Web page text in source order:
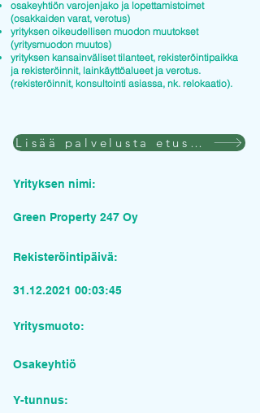
osakeyhtiön varojenjako ja lopettamistoimet
(osakkaiden varat, verotus)
yrityksen oikeudellisen muodon muutokset
(yritysmuodon muutos)
yrityksen kansainväliset tilanteet, rekisteröintipaikka
ja rekisteröinnit, lainkäyttöalueet ja verotus.
(rekisteröinnit, konsultointi asiassa, nk. relokaatio).
Lisää palvelusta etusivulla
Yrityksen nimi:
Green Property 247 Oy
Rekisteröintipäivä:
31.12.2021 00:03:45
Yritysmuoto:
Osakeyhtiö
Y-tunnus: